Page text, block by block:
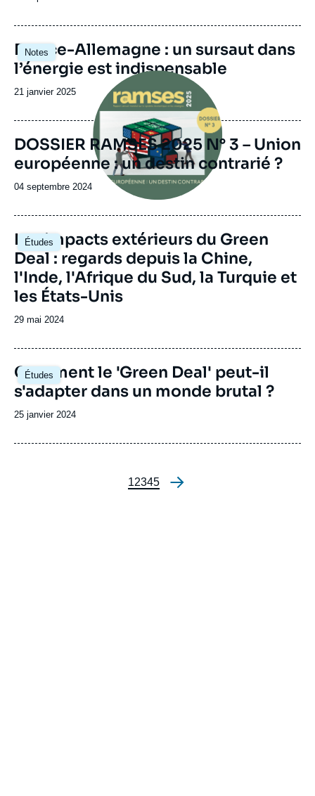
publication
Notes
Image
principale
France-Allemagne : un sursaut dans
l’énergie est indispensable
Date
publication
21 janvier 2025
Image
principale
DOSSIER RAMSES 2025 N° 3 – Union
européenne : un destin contrarié ?
Date
publication
04 septembre 2024
Études
Image
principale
Les impacts extérieurs du Green
Deal : regards depuis la Chine,
l'Inde, l'Afrique du Sud, la Turquie et
les États-Unis
Date
publication
29 mai 2024
Études
Image
principale
Comment le 'Green Deal' peut-il
s'adapter dans un monde brutal ?
Date
publication
25 janvier 2024
Pagination
Page
1Page
2Page
3Page
4Page
5